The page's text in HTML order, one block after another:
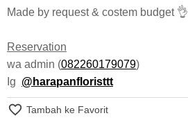
Made by request & costem budget 👌
Reservation
wa admin (082260179079)
Ig @harapanfloristtt
Tambah ke Favorit